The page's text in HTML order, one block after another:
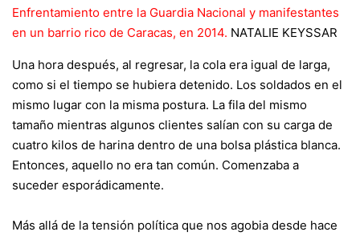
Enfrentamiento entre la Guardia Nacional y manifestantes
en un barrio rico de Caracas, en 2014. NATALIE KEYSSAR
Una hora después, al regresar, la cola era igual de larga,
como si el tiempo se hubiera detenido. Los soldados en el
mismo lugar con la misma postura. La fila del mismo
tamaño mientras algunos clientes salían con su carga de
cuatro kilos de harina dentro de una bolsa plástica blanca.
Entonces, aquello no era tan común. Comenzaba a
suceder esporádicamente.
Más allá de la tensión política que nos agobia desde hace